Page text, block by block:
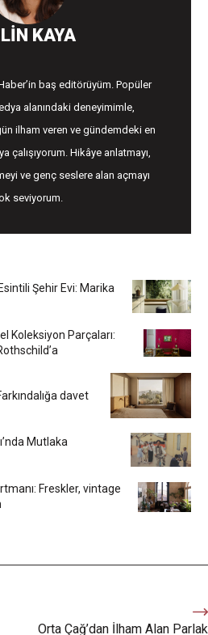
KAYA
baş editörüyüm. Popüler
alanındaki deneyimimle,
ilham veren ve gündemdeki en
çalışıyorum. Hikâye anlatmayı,
ve genç seslere alan açmayı
seviyorum.
Şehir Evi: Marika
Koleksiyon Parçaları:
davet
Mutlaka
Freskler, vintage
Orta Çağ’dan İlham Alan Parlak